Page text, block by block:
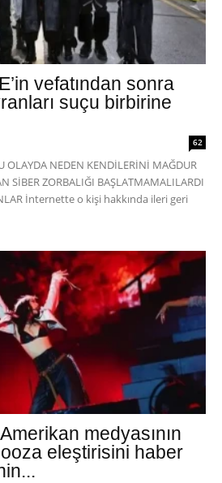
vefatından sonra
suçu birbirine
62
OLAYDA NEDEN KENDİLERİNİ MAĞDUR
SİBER ZORBALIĞI BAŞLATMAMALILARDI
İnternette o kişi hakkında ileri geri
medyasının
eleştirisini haber